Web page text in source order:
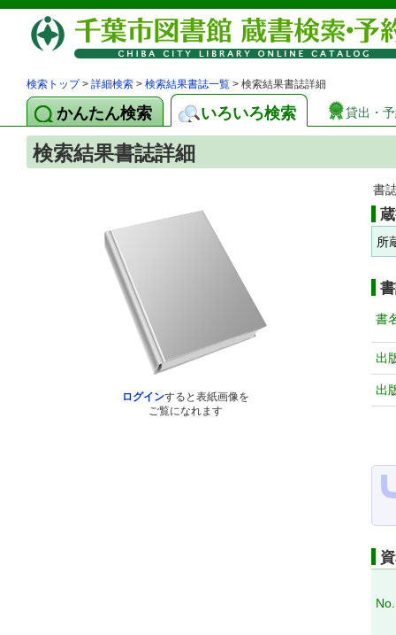
検索トップ> 詳細検索 > 検索結果書誌一覧 > 検索結果書誌詳細
かんたん検索 いろいろ検索 貸出・
検索結果書誌詳細
ログインすると表紙画像を
ご覧になれます
書
所
書
出
出
No.